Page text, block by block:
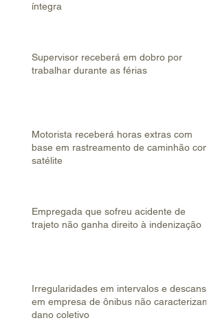
íntegra
Supervisor receberá em dobro por
trabalhar durante as férias
Motorista receberá horas extras com
base em rastreamento de caminhão com
satélite
Empregada que sofreu acidente de
trajeto não ganha direito à indenização
Irregularidades em intervalos e descanso
em empresa de ônibus não caracterizam
dano coletivo